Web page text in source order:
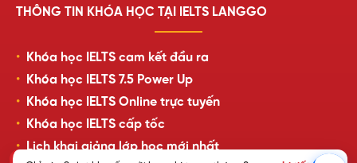
THÔNG TIN KHÓA HỌC TẠI IELTS LANGGO
Khóa học IELTS cam kết đầu ra
Khóa học IELTS 7.5 Power Up
Khóa học IELTS Online trực tuyến
Khóa học IELTS cấp tốc
Lịch khai giảng lớp học mới nhất